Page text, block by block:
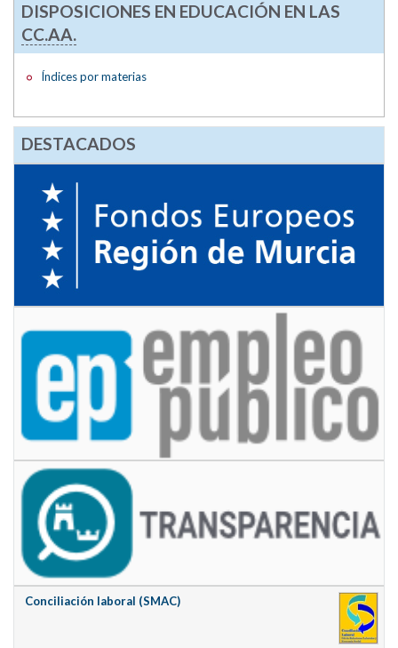
DISPOSICIONES EN EDUCACIÓN EN LAS
CC.AA.
Índices por materias
DESTACADOS
Conciliación laboral (SMAC)